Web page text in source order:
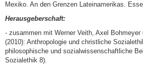
Mexiko. An den Grenzen Lateinamerikas.
Herausgeberschaft:
- zusammen mit Werner Veith, Axel Bohmeyer
(2010): Anthropologie und christliche
philosophische und sozialwissenschaftliche
Sozialethik 8).